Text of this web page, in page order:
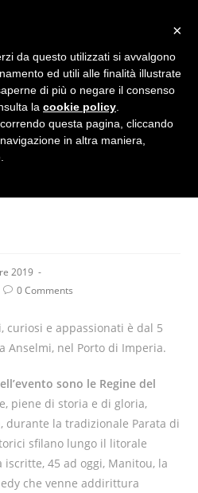
Menu
2019
0 Comments
curiosi e appassionati è dal 5
Anselmi, nel Porto di Imperia.
sono le Regine del
piene di storia e di gloria,
durante la tradizionale Parata di
sfilano lungo il litorale
45 ad oggi, Manitou, la
che venne addirittura
×
da questo utilizzati si avvalgono
ed utili alle finalità illustrate
di più o negare il consenso
la cookie policy
questa pagina, cliccando
in altra maniera,